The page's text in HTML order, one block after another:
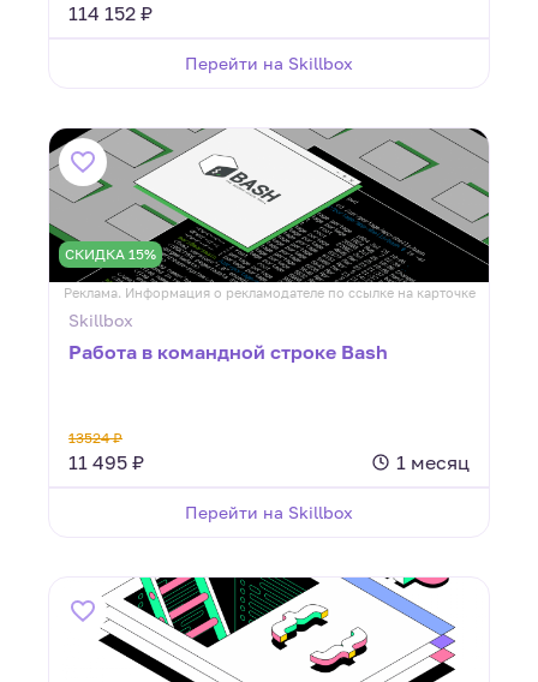
114 152 ₽
Перейти на Skillbox
СКИДКА 15%
Реклама. Информация о рекламодателе по ссылке на карточке
Skillbox
Работа в командной строке Bash
13524 ₽
11 495 ₽ 1 месяц
Перейти на Skillbox